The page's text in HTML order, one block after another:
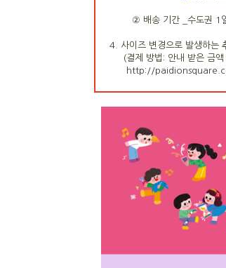
② 배송 기간 _수도권 1일
4. 사이즈 변경으로 발생하는
(결제 방법: 안내 받은 금액
http://